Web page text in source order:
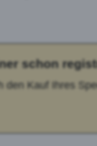
schon
Kauf Ihres